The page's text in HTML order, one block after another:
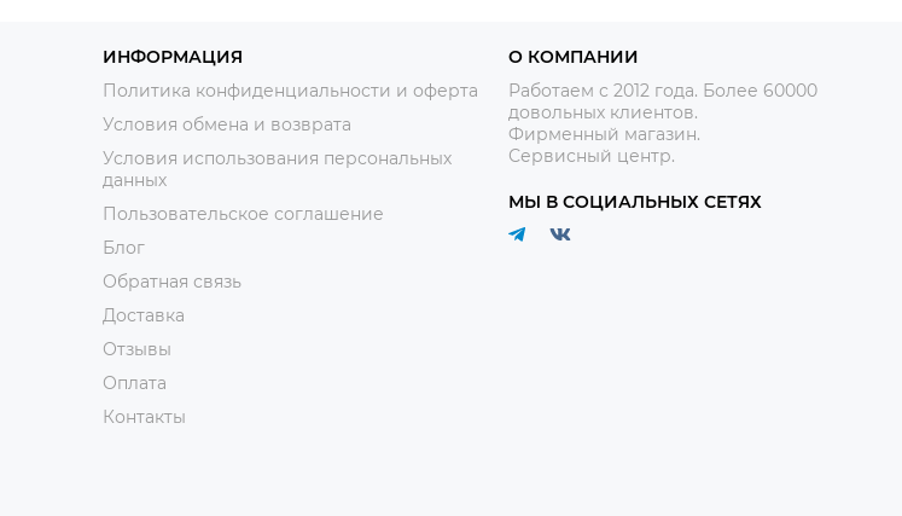
ИНФОРМАЦИЯ
Политика конфиденциальности и оферта
Условия обмена и возврата
Условия использования персональных
данных
Пользовательское соглашение
Блог
Обратная связь
Доставка
Отзывы
Оплата
Контакты
О КОМПАНИИ
Работаем с 2012 года. Более 60000
довольных клиентов.
Фирменный магазин.
Сервисный центр.
МЫ В СОЦИАЛЬНЫХ СЕТЯХ